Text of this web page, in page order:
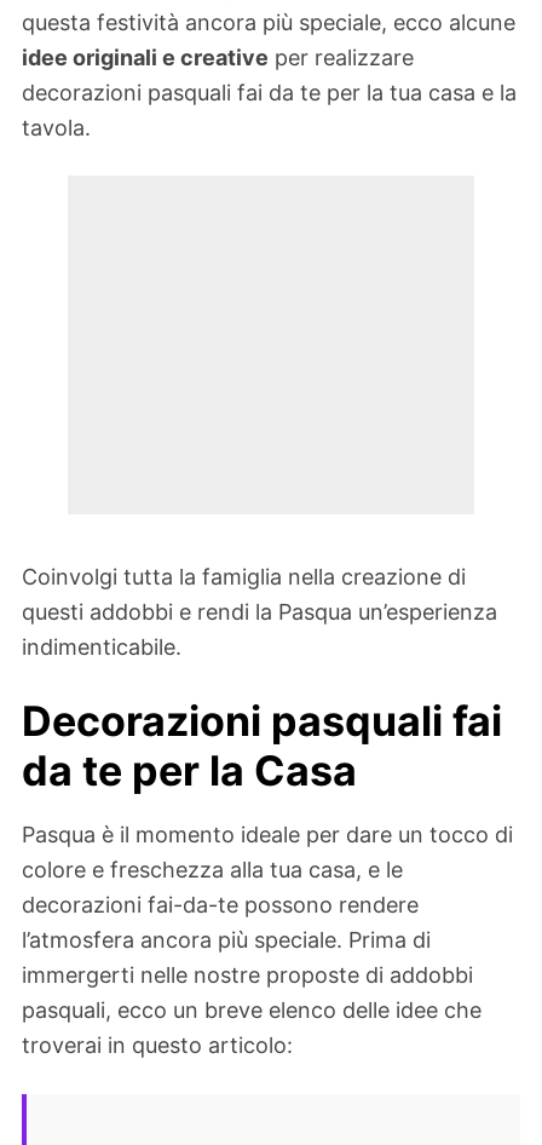
questa festività ancora più speciale, ecco alcune
idee originali e creative per realizzare
decorazioni pasquali fai da te per la tua casa e la
tavola.
Coinvolgi tutta la famiglia nella creazione di
questi addobbi e rendi la Pasqua un’esperienza
indimenticabile.
Decorazioni pasquali fai
da te per la Casa
Pasqua è il momento ideale per dare un tocco di
colore e freschezza alla tua casa, e le
decorazioni fai-da-te possono rendere
l’atmosfera ancora più speciale. Prima di
immergerti nelle nostre proposte di addobbi
pasquali, ecco un breve elenco delle idee che
troverai in questo articolo: